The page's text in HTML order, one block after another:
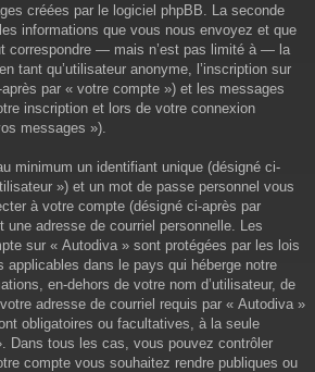
créées par le logiciel phpBB. La seconde
informations que vous nous envoyez et que
correspondre — mais n’est pas limité à — la
tant qu’utilisateur anonyme, l’inscription sur
par « votre compte ») et les messages
inscription et lors de votre connexion
messages »).
minimum un identifiant unique (désigné ci-
») et un mot de passe personnel vous
à votre compte (désigné ci-après par
adresse de courriel personnelle. Les
sur « Autodiva » sont protégées par les lois
applicables dans le pays qui héberge notre
en-dehors de votre nom d’utilisateur, de
adresse de courriel requis par « Autodiva »
obligatoires ou facultatives, à la seule
Dans tous les cas, vous pouvez contrôler
compte vous souhaitez rendre publiques ou